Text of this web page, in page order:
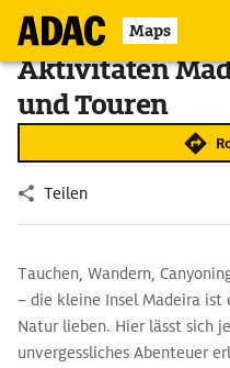
Maps
Aktivitäten
und Touren
Teilen
Tauchen, Wandern,
– die kleine Insel Madeira ist
Natur lieben. Hier lässt sich
unvergessliches Abenteuer